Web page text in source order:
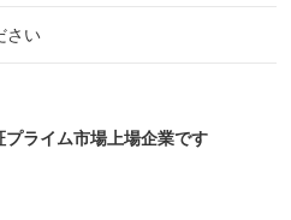
さい
プライム市場上場企業です